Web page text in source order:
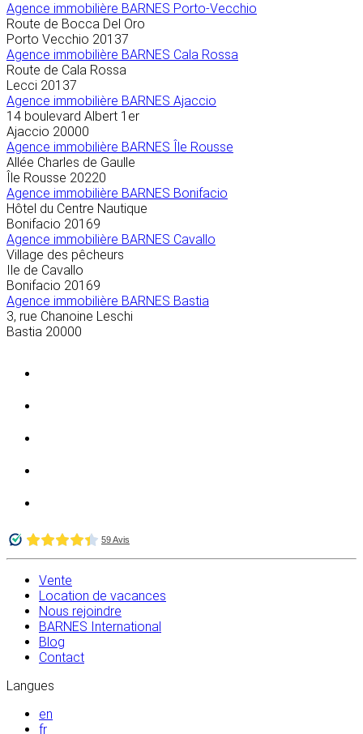
Agence immobilière BARNES Porto-Vecchio
Route de Bocca Del Oro
Porto Vecchio 20137
Agence immobilière BARNES Cala Rossa
Route de Cala Rossa
Lecci 20137
Agence immobilière BARNES Ajaccio
14 boulevard Albert 1er
Ajaccio 20000
Agence immobilière BARNES Île Rousse
Allée Charles de Gaulle
Île Rousse 20220
Agence immobilière BARNES Bonifacio
Hôtel du Centre Nautique
Bonifacio 20169
Agence immobilière BARNES Cavallo
Village des pêcheurs
Ile de Cavallo
Bonifacio 20169
Agence immobilière BARNES Bastia
3, rue Chanoine Leschi
Bastia 20000
Vente
Location de vacances
Nous rejoindre
BARNES International
Blog
Contact
Langues
en
fr